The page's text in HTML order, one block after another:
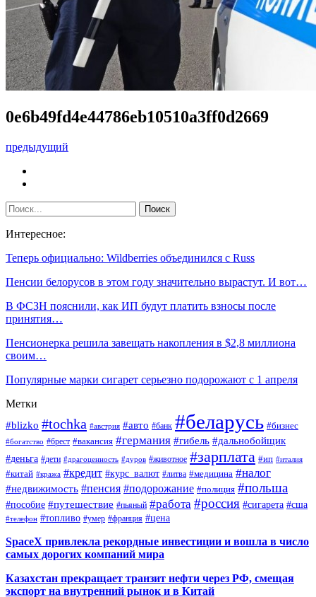
0e6b49fd4e44786eb10510a3ff0d2669
предыдущий
Интересное:
Теперь официально: Wildberries объединился с Russ
Пенсии белорусов в этом году значительно вырастут. И вот…
В ФСЗН пояснили, как ИП будут платить взносы после
принятия…
Пенсионерка решила завещать накопления в $2,8 миллиона
своим…
Популярные марки сигарет серьезно подорожают с 1 апреля
Метки
#blizko #tochka #австрия #авто #банк #беларусь #бизнес
#богатство #брест #вакансия #германия #гибель #дальнобойщик
#деньга #дети #драгоценность #дуров #животное #зарплата #ип #италия
#китай #кража #кредит #курс_валют #литва #медицина #налог
#недвижимость #пенсия #подорожание #полиция #польша
#пособие #путешествие #пьяный #работа #россия #сигарета #сша
#телефон #топливо #умер #франция #цена
SpaceX привлекла рекордные инвестиции и вошла в число
самых дорогих компаний мира
Казахстан прекращает транзит нефти через РФ, смещая
экспорт на внутренний рынок и в Китай